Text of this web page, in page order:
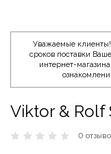
Уважаемые
сроков поставки
интернет-
Viktor &
0